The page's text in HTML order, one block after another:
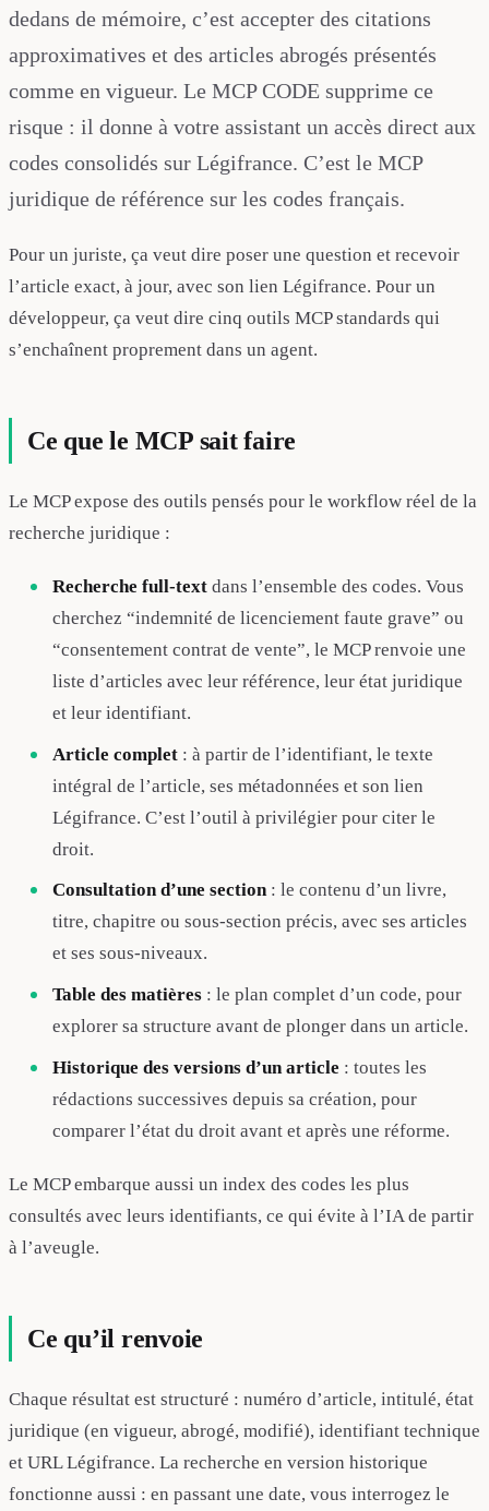
dedans de mémoire, c’est accepter des citations
approximatives et des articles abrogés présentés
comme en vigueur. Le MCP CODE supprime ce
risque : il donne à votre assistant un accès direct aux
codes consolidés sur Légifrance. C’est le MCP
juridique de référence sur les codes français.
Pour un juriste, ça veut dire poser une question et recevoir
l’article exact, à jour, avec son lien Légifrance. Pour un
développeur, ça veut dire cinq outils MCP standards qui
s’enchaînent proprement dans un agent.
Ce que le MCP sait faire
Le MCP expose des outils pensés pour le workflow réel de la
recherche juridique :
Recherche full-text dans l’ensemble des codes. Vous
cherchez “indemnité de licenciement faute grave” ou
“consentement contrat de vente”, le MCP renvoie une
liste d’articles avec leur référence, leur état juridique
et leur identifiant.
Article complet : à partir de l’identifiant, le texte
intégral de l’article, ses métadonnées et son lien
Légifrance. C’est l’outil à privilégier pour citer le
droit.
Consultation d’une section: le contenu d’un livre,
titre, chapitre ou sous-section précis, avec ses articles
et ses sous-niveaux.
Table des matières : le plan complet d’un code, pour
explorer sa structure avant de plonger dans un article.
Historique des versions d’un article : toutes les
rédactions successives depuis sa création, pour
comparer l’état du droit avant et après une réforme.
Le MCP embarque aussi un index des codes les plus
consultés avec leurs identifiants, ce qui évite à l’IA de partir
à l’aveugle.
Ce qu’il renvoie
Chaque résultat est structuré : numéro d’article, intitulé, état
juridique (en vigueur, abrogé, modifié), identifiant technique
et URL Légifrance. La recherche en version historique
fonctionne aussi : en passant une date, vous interrogez le